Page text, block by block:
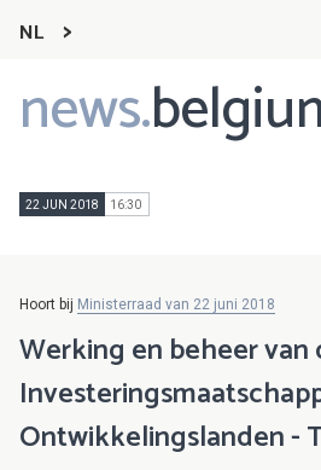
NL
news.
Main
navigation
22 JUN 2018 16:30
Hoort bij Ministerraad van 22 juni 2018
Werking en beheer van
Ontwikkelingslanden -